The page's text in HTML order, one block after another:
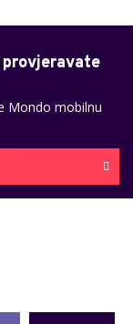
Mondo mobilnu